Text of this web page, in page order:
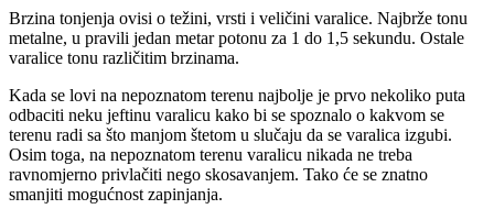
Brzina tonjenja ovisi o težini, vrsti i veličini varalice. Najbrže tonu
metalne, u pravili jedan metar potonu za 1 do 1,5 sekundu. Ostale
varalice tonu različitim brzinama.
Kada se lovi na nepoznatom terenu najbolje je prvo nekoliko puta
odbaciti neku jeftinu varalicu kako bi se spoznalo o kakvom se
terenu radi sa što manjom štetom u slučaju da se varalica izgubi.
Osim toga, na nepoznatom terenu varalicu nikada ne treba
ravnomjerno privlačiti nego skosavanjem. Tako će se znatno
smanjiti mogućnost zapinjanja.